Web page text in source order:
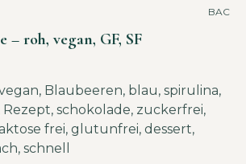
ACKEN
– roh, vegan, GF, SF